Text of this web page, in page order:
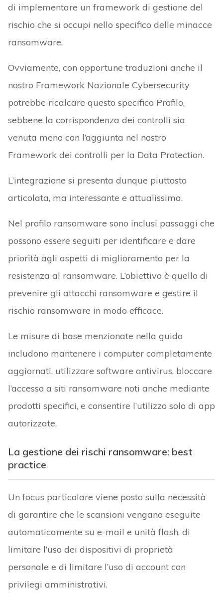
di implementare un framework di gestione del
rischio che si occupi nello specifico delle minacce
ransomware.
Ovviamente, con opportune traduzioni anche il
nostro Framework Nazionale Cybersecurity
potrebbe ricalcare questo specifico Profilo,
sebbene la corrispondenza dei controlli sia
venuta meno con l’aggiunta nel nostro
Framework dei controlli per la Data Protection.
L’integrazione si presenta dunque piuttosto
articolata, ma interessante e attualissima.
Nel profilo ransomware sono inclusi passaggi che
possono essere seguiti per identificare e dare
priorità agli aspetti di miglioramento per la
resistenza al ransomware. L’obiettivo è quello di
prevenire gli attacchi ransomware e gestire il
rischio ransomware in modo efficace.
Le misure di base menzionate nella guida
includono mantenere i computer completamente
aggiornati, utilizzare software antivirus, bloccare
l’accesso a siti ransomware noti anche mediante
prodotti specifici, e consentire l’utilizzo solo di app
autorizzate.
La gestione dei rischi ransomware: best
practice
Un focus particolare viene posto sulla necessità
di garantire che le scansioni vengano eseguite
automaticamente su e-mail e unità flash, di
limitare l’uso dei dispositivi di proprietà
personale e di limitare l’uso di account con
privilegi amministrativi.